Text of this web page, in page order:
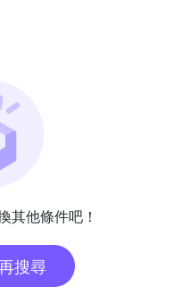
其他條件吧！
搜尋